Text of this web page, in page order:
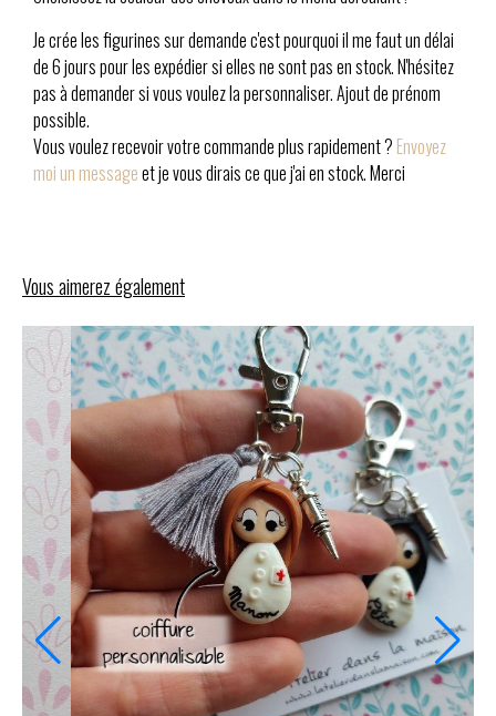
Je crée les figurines sur demande c'est pourquoi il me faut un délai
de 6 jours pour les expédier si elles ne sont pas en stock. N'hésitez
pas à demander si vous voulez la personnaliser. Ajout de prénom
possible.
Vous voulez recevoir votre commande plus rapidement ? Envoyez
moi un messageet je vous dirais ce que j'ai en stock. Merci
Vous aimerez également